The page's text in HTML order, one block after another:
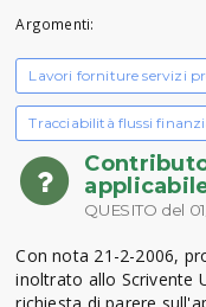
Argomenti:
Lavori forniture servizi
Tracciabilità flussi
QUESITO del
Con nota 21-2-2006,
inoltrato allo Scrivente
richiesta di parere